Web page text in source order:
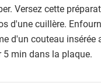
Versez cette
d'une cuillère.
d'un couteau insérée
5 min dans la plaque.